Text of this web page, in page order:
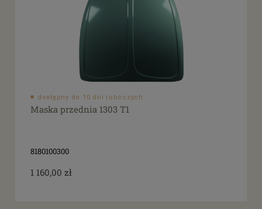
dostępny do 10 dni roboczych
Maska przednia 1303 T1
8180100300
1 160,00 zł